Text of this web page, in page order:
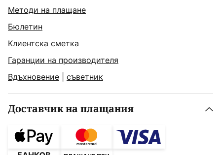
Методи на плащане
Бюлетин
Клиентска сметка
Гаранции на производителя
Вдъхновение
съветник
Доставчик на плащания